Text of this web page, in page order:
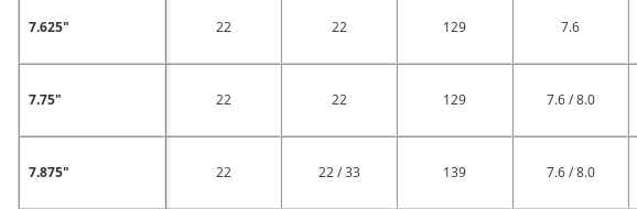
7.625" 22 22 129 7.6
7.75" 22 22 129 7.6 / 8.0
7.875" 22 22 / 33 139 7.6 / 8.0